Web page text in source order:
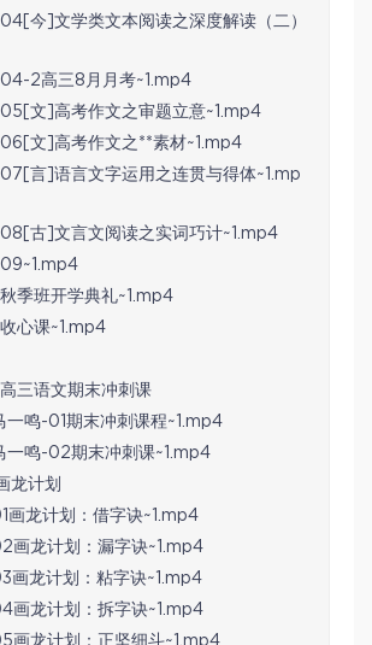
今]文学类文本阅读之深度解读（二）
2高三8月月考~1.mp4
文]高考作文之审题立意~1.mp4
文]高考作文之**素材~1.mp4
言]语言文字运用之连贯与得体~1.mp
古]文言文阅读之实词巧计~1.mp4
季班开学典礼~1.mp4
心课~1.mp4
三语文期末冲刺课
一鸣-01期末冲刺课程~1.mp4
一鸣-02期末冲刺课~1.mp4
龙计划
画龙计划：借字诀~1.mp4
画龙计划：漏字诀~1.mp4
画龙计划：粘字诀~1.mp4
画龙计划：拆字诀~1.mp4
画龙计划：正坚细斗~1.mp4